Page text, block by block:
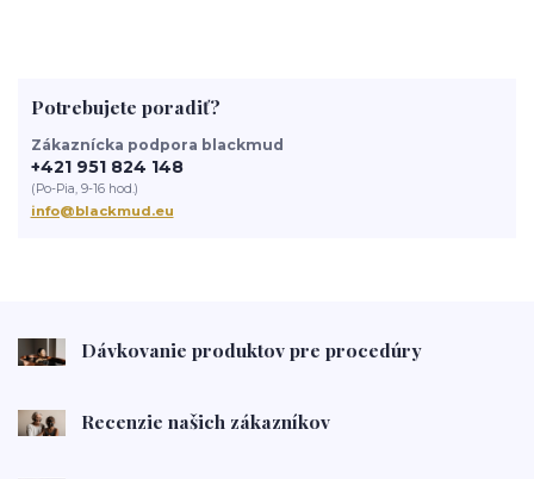
Potrebujete poradiť?
Zákaznícka podpora blackmud
+421 951 824 148
(Po-Pia, 9-16 hod.)
info@blackmud.eu
Dávkovanie produktov pre procedúry
Recenzie našich zákazníkov